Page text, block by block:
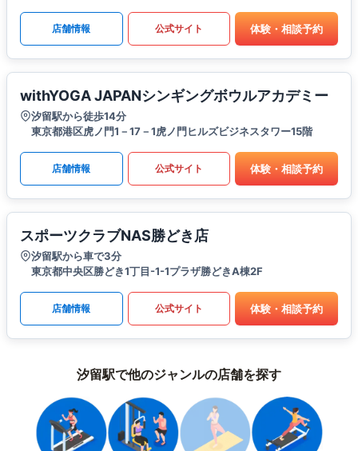
店舗情報 公式サイト 体験・相談予約
withYOGA JAPANシンギングボウルアカデミー
汐留駅から徒歩14分
東京都港区虎ノ門1－17－1虎ノ門ヒルズビジネスタワー15階
店舗情報 公式サイト 体験・相談予約
スポーツクラブNAS勝どき店
汐留駅から車で3分
東京都中央区勝どき1丁目-1-1プラザ勝どきA棟2F
店舗情報 公式サイト 体験・相談予約
汐留駅で他のジャンルの店舗を探す